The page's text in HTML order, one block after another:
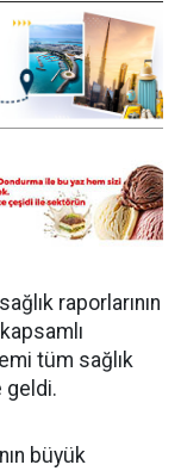
raporlarının
tüm sağlık
geldi.
büyük